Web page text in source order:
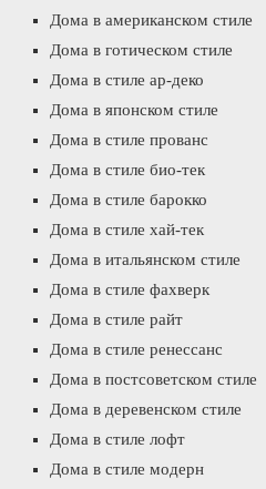
Дома в американском стиле
Дома в готическом стиле
Дома в стиле ар-деко
Дома в японском стиле
Дома в стиле прованс
Дома в стиле био-тек
Дома в стиле барокко
Дома в стиле хай-тек
Дома в итальянском стиле
Дома в стиле фахверк
Дома в стиле райт
Дома в стиле ренессанс
Дома в постсоветском стиле
Дома в деревенском стиле
Дома в стиле лофт
Дома в стиле модерн